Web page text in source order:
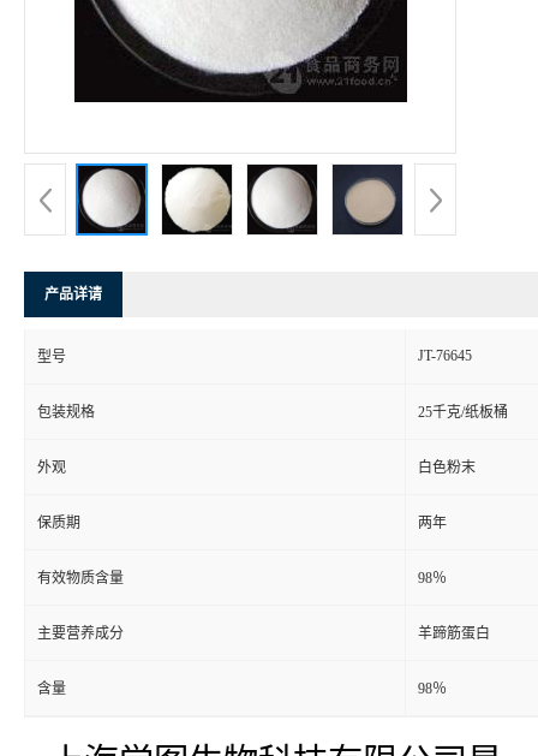
产品详请
型号 JT-76645
包装规格 25千克/纸板桶
外观 白色粉末
保质期 两年
有效物质含量 98％
主要营养成分 羊蹄筋蛋白
含量 98％